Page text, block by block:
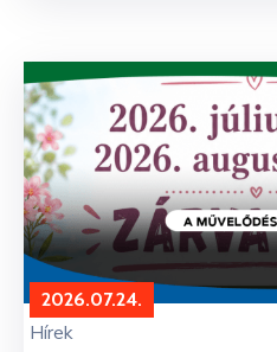
2026.07.24.
Hírek